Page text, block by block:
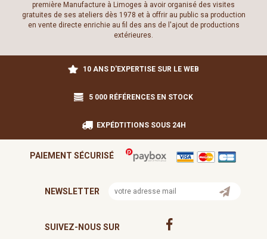
première Manufacture à Limoges à avoir organisé des visites
gratuites de ses ateliers dès 1978 et à offrir au public sa production
en vente directe enrichie au fil des ans de l'ajout de productions
extérieures.
10 ANS D'EXPERTISE SUR LE WEB
5 000 RÉFÉRENCES EN STOCK
EXPÉDTITIONS SOUS 24H
PAIEMENT SÉCURISÉ
NEWSLETTER
SUIVEZ-NOUS SUR